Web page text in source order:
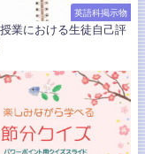
英語科掲示物
業における生徒自己評